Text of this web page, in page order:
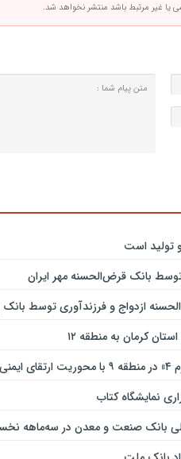
یا غیر مرتبط باشد منتشر نخواهد شد.
تولید است
بانک قرض‌الحسنه مهر ایران
کرمان به منطقه ۱۲
نمایشگاه کتاب